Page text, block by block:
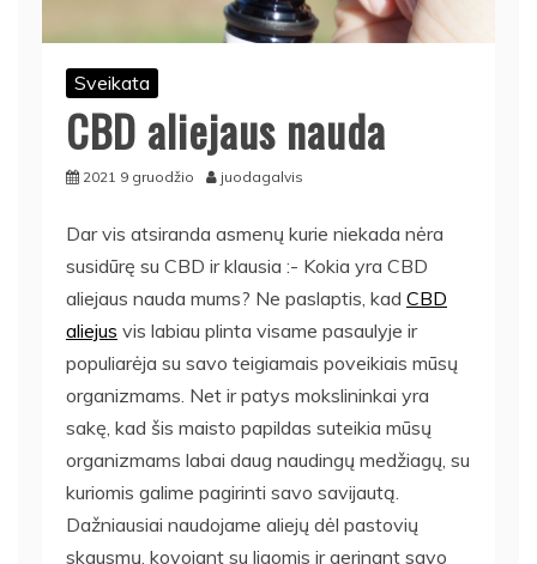
Sveikata
CBD aliejaus nauda
2021 9 gruodžio juodagalvis
Dar vis atsiranda asmenų kurie niekada nėra
susidūrę su CBD ir klausia :- Kokia yra CBD
aliejaus nauda mums? Ne paslaptis, kad CBD
aliejus vis labiau plinta visame pasaulyje ir
populiarėja su savo teigiamais poveikiais mūsų
organizmams. Net ir patys mokslininkai yra
sakę, kad šis maisto papildas suteikia mūsų
organizmams labai daug naudingų medžiagų, su
kuriomis galime pagirinti savo savijautą.
Dažniausiai naudojame aliejų dėl pastovių
skausmų, kovojant su ligomis ir gerinant savo